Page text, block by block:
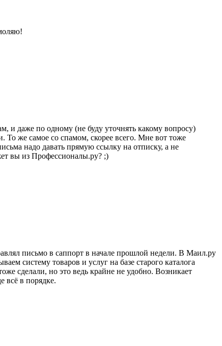
и даже по одному (не буду уточнять какому вопросу)
То же самое со спамом, скорее всего. Мне вот тоже
надо давать прямую ссылку на отписку, а не
вы из Профессионалы.ру? ;)
письмо в саппорт в начале прошлой недели. В Маил.ру
систему товаров и услуг на базе старого каталога
сделали, но это ведь крайне не удобно. Возникает
всё в порядке.